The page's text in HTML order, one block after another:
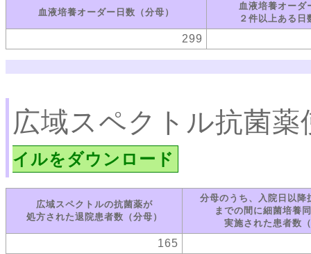
血液培養オーダー日数（分母）
血液培養オーダ
２件以上ある日
299
広域スペクトル抗菌
イルをダウンロード
広域スペクトルの抗菌薬が
処方された退院患者数（分母）
分母のうち、入院日以降
までの間に細菌培養
実施された患者数
165